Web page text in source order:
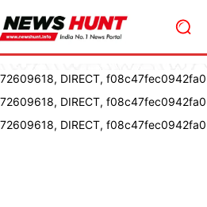
DIRECT, f08c47fec0942fa0
DIRECT, f08c47fec0942fa0
DIRECT, f08c47fec0942fa0